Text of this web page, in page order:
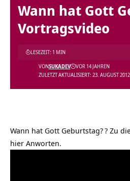
Wann hat Gott
Vortragsvideo
ZULETZT AKTUALISIERT: 23. AUGUST
VONSUKADEV VOR 14 JAHREN
LESEZEIT: 1 MIN
Wann hat Gott Geburtstag?? Zu
hier Anworten.